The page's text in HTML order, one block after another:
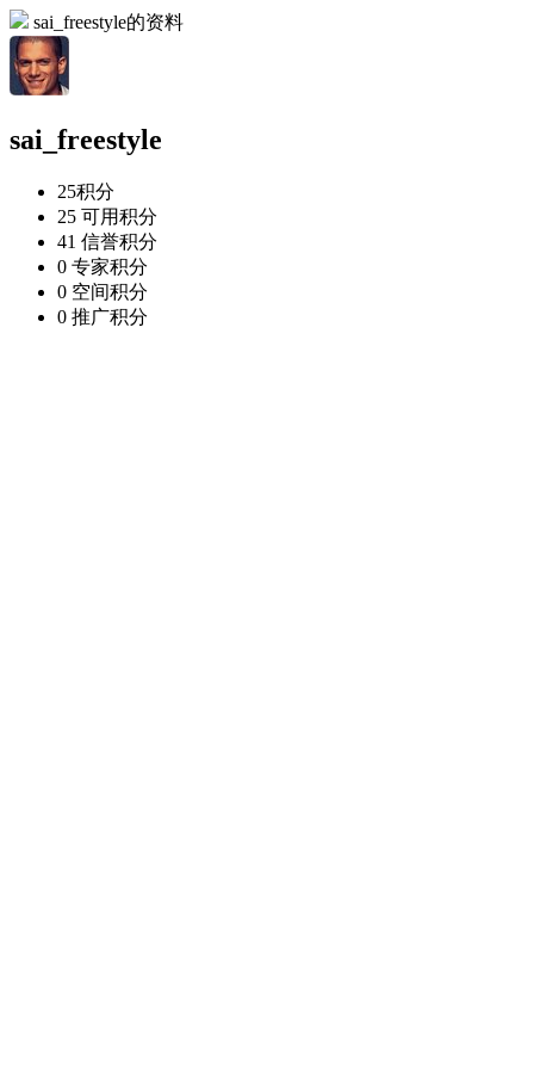
sai_freestyle的资料
sai_freestyle
25积分
25 可用积分
41 信誉积分
0 专家积分
0 空间积分
0 推广积分